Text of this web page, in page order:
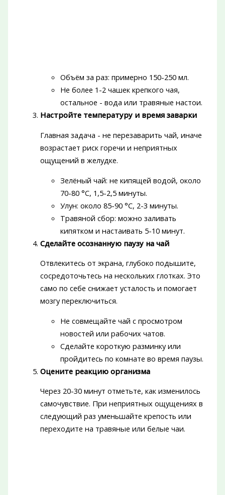
Объём за раз: примерно 150-250 мл.
Не более 1-2 чашек крепкого чая,
остальное - вода или травяные настои.
Настройте температуру и время заварки
Главная задача - не перезаварить чай, иначе
возрастает риск горечи и неприятных
ощущений в желудке.
Зелёный чай: не кипящей водой, около
70-80 °C, 1,5-2,5 минуты.
Улун: около 85-90 °C, 2-3 минуты.
Травяной сбор: можно заливать
кипятком и настаивать 5-10 минут.
Сделайте осознанную паузу на чай
Отвлекитесь от экрана, глубоко подышите,
сосредоточьтесь на нескольких глотках. Это
само по себе снижает усталость и помогает
мозгу переключиться.
Не совмещайте чай с просмотром
новостей или рабочих чатов.
Сделайте короткую разминку или
пройдитесь по комнате во время паузы.
Оцените реакцию организма
Через 20-30 минут отметьте, как изменилось
самочувствие. При неприятных ощущениях в
следующий раз уменьшайте крепость или
переходите на травяные или белые чаи.